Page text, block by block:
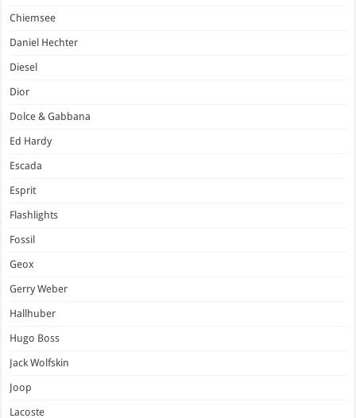
Chiemsee
Daniel Hechter
Diesel
Dior
Dolce & Gabbana
Ed Hardy
Escada
Esprit
Flashlights
Fossil
Geox
Gerry Weber
Hallhuber
Hugo Boss
Jack Wolfskin
Joop
Lacoste